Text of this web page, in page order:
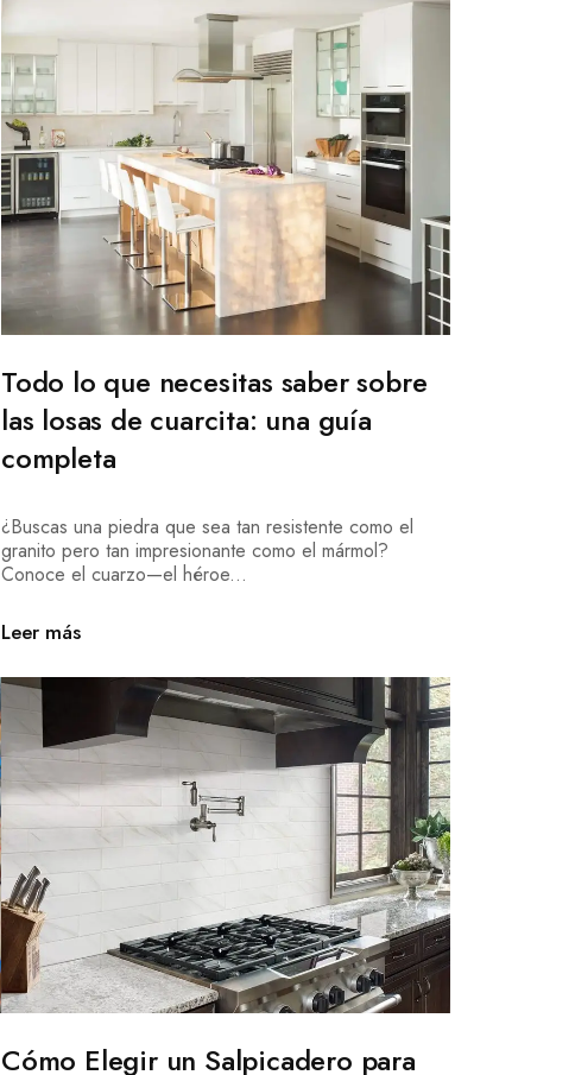
Todo lo que necesitas saber sobre
las losas de cuarcita: una guía
completa
¿Buscas una piedra que sea tan resistente como el
granito pero tan impresionante como el mármol?
Conoce el cuarzo—el héroe...
Leer más
Cómo Elegir un Salpicadero para